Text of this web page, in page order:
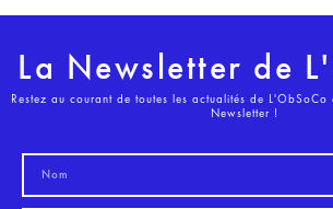
La Newsletter de
Restez au courant de toutes les actualités de
Newsletter !